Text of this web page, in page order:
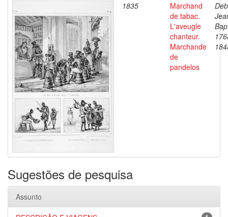
1835
Marchand
de tabac.
L'aveugle
chanteur.
Marchande
de
pandelos
Sugestões de pesquisa
Assunto